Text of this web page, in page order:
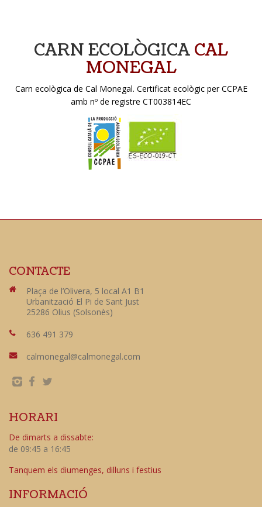
CARN ECOLÒGICA CAL
MONEGAL
Carn ecològica de Cal Monegal. Certificat ecològic per CCPAE
amb nº de registre CT003814EC
CONTACTE
Plaça de l’Olivera, 5 local A1 B1
Urbanització El Pi de Sant Just
25286 Olius (Solsonès)
636 491 379
calmonegal@calmonegal.com
HORARI
De dimarts a dissabte:
de 09:45 a 16:45
Tanquem els diumenges, dilluns i festius
INFORMACIÓ